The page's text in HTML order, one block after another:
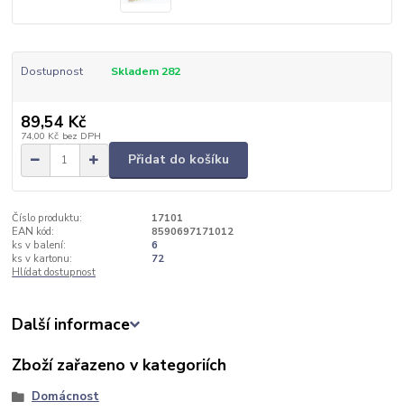
Dostupnost Skladem 282
89,54 Kč
74,00 Kč bez DPH
Přidat do košíku
Číslo produktu:
17101
EAN kód:
8590697171012
ks v balení:
6
ks v kartonu:
72
Hlídat dostupnost
Další informace
Zboží zařazeno v kategoriích
Domácnost